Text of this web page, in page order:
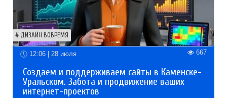
ДИЗАЙН ВОВРЕМЯ
12:06 | 28 июля 667
Создаем и поддерживаем сайты в Каменске-
Уральском. Забота и продвижение ваших
интернет-проектов